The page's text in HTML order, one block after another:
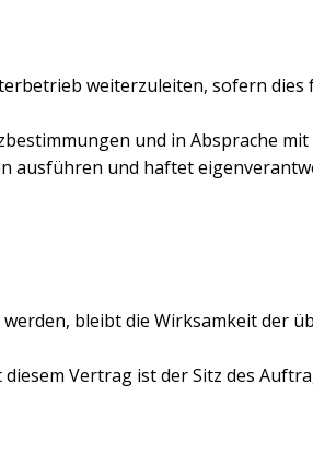
weiterzuleiten, sofern dies
und in Absprache
ausführen und haftet
bleibt die Wirksamkeit der
Vertrag ist der Sitz des